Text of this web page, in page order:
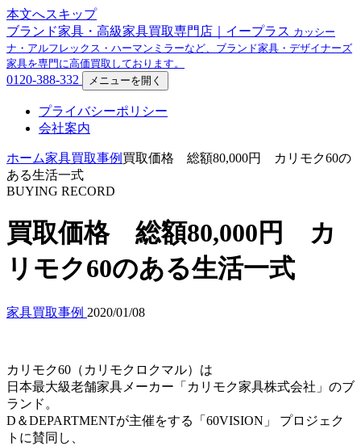
本文へスキップ
ブランド家具・高級家具買取専門店｜イープラス カッシー
ナ・アルフレックス・ハーマンミラーなど、ブランド家具・デザイナーズ
家具を専門に高価買取しております。
0120-388-332 メニューを開く
プライバシーポリシー
会社案内
ホーム家具買取事例 買取価格 総額80,000円 カリモク60の
ある生活一式
BUYING RECORD
買取価格 総額80,000円 カ
リモク60のある生活一式
家具買取事例 2020/01/08
カリモク60（カリモクロクマル）は
日本最大級老舗家具メーカー「カリモク家具株式会社」のブ
ランド。
D＆DEPARTMENTが主催をする「60VISION」 プロジェク
トに賛同し、